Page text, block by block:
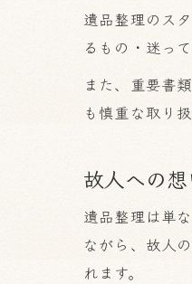
遺品整理のス
るもの・迷っ
また、重要書
も慎重な取り
故人への
遺品整理は単
ながら、故人
れます。